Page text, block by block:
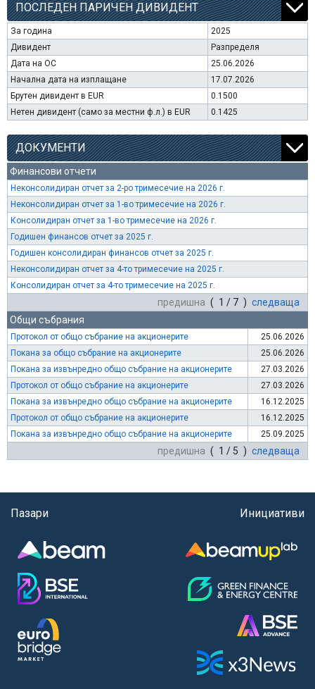
ПОСЛЕДЕН ПАРИЧЕН ДИВИДЕНТ
За година
2025
Дивидент
Разпределя
Дата на ОС
25.06.2026
Начална дата на изплащане
17.07.2026
Брутен дивидент в EUR
0.1500
Нетен дивидент (само за местни ф.л.) в EUR
0.1425
ДОКУМЕНТИ
Финансови отчети
Неконсолидиран отчет за 2-ро тримесечие на 2026 г.
Неконсолидиран отчет за 1-во тримесечие на 2026 г.
Консолидиран отчет за 1-во тримесечие на 2026 г.
Годишен финансов отчет за 2025 г.
Годишен консолидиран финансов отчет за 2025 г.
Неконсолидиран отчет за 4-то тримесечие на 2025 г.
Консолидиран отчет за 4-то тримесечие на 2025 г.
предишна ( 1 / 7 ) следваща
Общи събрания
Протокол от общо събрание на акционерите
25.06.2026
Покана за общо събрание на акционерите
25.06.2026
Покана за извънредно общо събрание на акционерите
27.03.2026
Протокол от общо събрание на акционерите
27.03.2026
Покана за извънредно общо събрание на акционерите
16.12.2025
Протокол от общо събрание на акционерите
16.12.2025
Покана за извънредно общо събрание на акционерите
25.09.2025
предишна ( 1 / 5 ) следваща
Пазари Инициативи